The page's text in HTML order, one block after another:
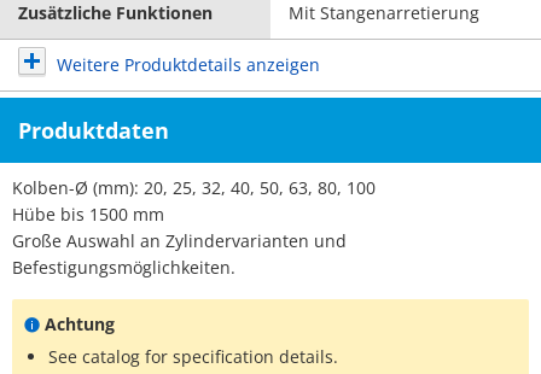
Zusätzliche Funktionen Mit Stangenarretierung
Weitere Produktdetails anzeigen
Produktdaten
Kolben-Ø (mm): 20, 25, 32, 40, 50, 63, 80, 100
Hübe bis 1500 mm
Große Auswahl an Zylindervarianten und
Befestigungsmöglichkeiten.
Achtung
See catalog for specification details.